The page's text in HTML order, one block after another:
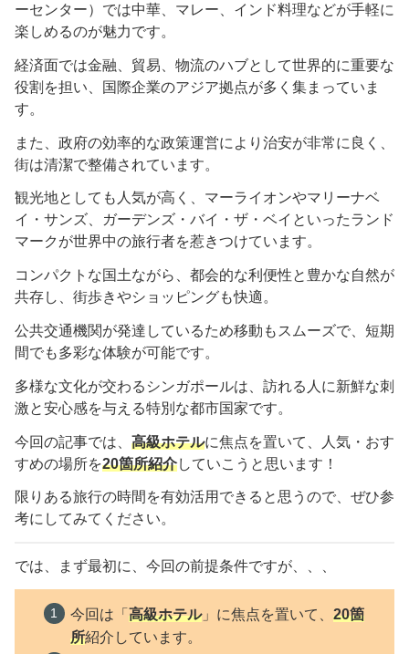
ーセンター）では中華、マレー、インド料理などが手軽に
楽しめるのが魅力です。
経済面では金融、貿易、物流のハブとして世界的に重要な
役割を担い、国際企業のアジア拠点が多く集まっていま
す。
また、政府の効率的な政策運営により治安が非常に良く、
街は清潔で整備されています。
観光地としても人気が高く、マーライオンやマリーナベ
イ・サンズ、ガーデンズ・バイ・ザ・ベイといったランド
マークが世界中の旅行者を惹きつけています。
コンパクトな国土ながら、都会的な利便性と豊かな自然が
共存し、街歩きやショッピングも快適。
公共交通機関が発達しているため移動もスムーズで、短期
間でも多彩な体験が可能です。
多様な文化が交わるシンガポールは、訪れる人に新鮮な刺
激と安心感を与える特別な都市国家です。
今回の記事では、 高級ホテルに焦点を置いて、人気・おす
すめの場所を20箇所紹介していこうと思います！
限りある旅行の時間を有効活用できると思うので、ぜひ参
考にしてみてください。
では、まず最初に、今回の前提条件ですが、、、
今回は「高級ホテル」に焦点を置いて、20箇
所紹介しています。